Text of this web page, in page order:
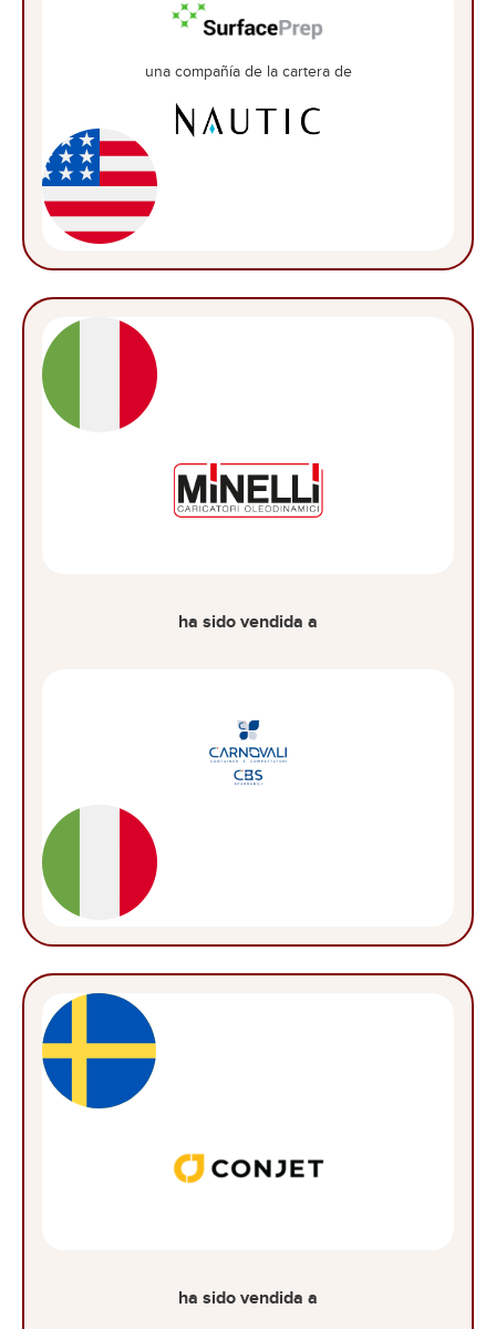
una compañía de la cartera de
ha sido vendida a
ha sido vendida a